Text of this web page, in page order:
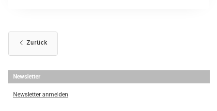
Zurück
Newsletter
Newsletter anmelden